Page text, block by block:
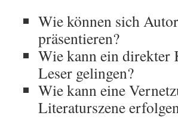
Wie können sich
präsentieren?
Wie kann ein direkter
Leser gelingen?
Wie kann eine
Literaturszene